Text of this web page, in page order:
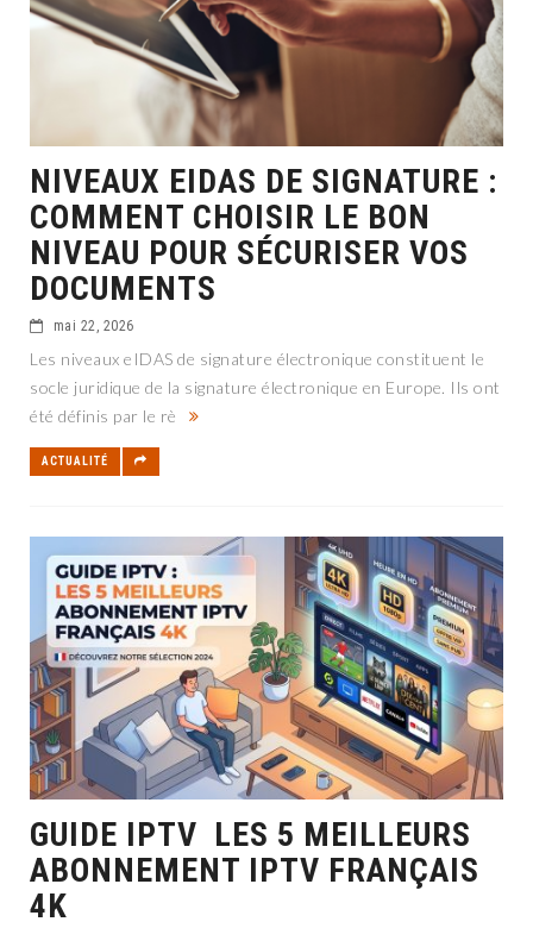
NIVEAUX EIDAS DE SIGNATURE :
COMMENT CHOISIR LE BON
NIVEAU POUR SÉCURISER VOS
DOCUMENTS
mai 22, 2026
Les niveaux eIDAS de signature électronique constituent le
socle juridique de la signature électronique en Europe. Ils ont
été définis par le rè
ACTUALITÉ
GUIDE IPTV LES 5 MEILLEURS
ABONNEMENT IPTV FRANÇAIS
4K